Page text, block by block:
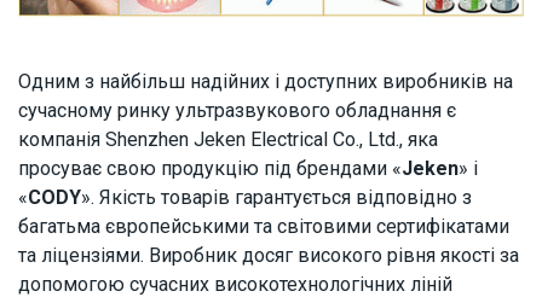
Одним з найбільш надійних і доступних виробників на
сучасному ринку ультразвукового обладнання є
компанія Shenzhen Jeken Electrical Co., Ltd., яка
просуває свою продукцію під брендами «Jeken» і
«CODY». Якість товарів гарантується відповідно з
багатьма європейськими та світовими сертифікатами
та ліцензіями. Виробник досяг високого рівня якості за
допомогою сучасних високотехнологічних ліній